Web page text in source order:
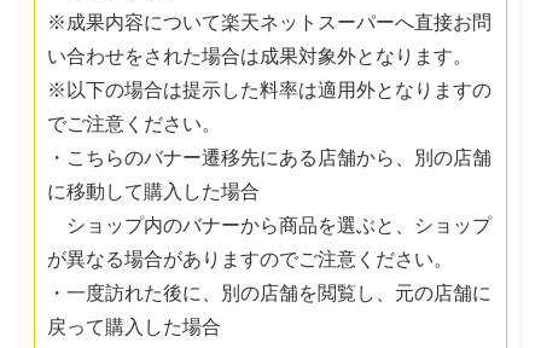
※成果内容について楽天ネットスーパーへ直接お問
い合わせをされた場合は成果対象外となります。
※以下の場合は提示した料率は適用外となりますの
でご注意ください。
・こちらのバナー遷移先にある店舗から、別の店舗
に移動して購入した場合
ショップ内のバナーから商品を選ぶと、ショップ
が異なる場合がありますのでご注意ください。
・一度訪れた後に、別の店舗を閲覧し、元の店舗に
戻って購入した場合